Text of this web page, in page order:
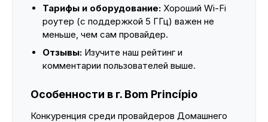
Тарифы и оборудование: Хороший Wi-Fi
роутер (с поддержкой 5 ГГц) важен не
меньше, чем сам провайдер.
Отзывы: Изучите наш рейтинг и
комментарии пользователей выше.
Особенности в г. Bom Princípio
Конкуренция среди провайдеров Домашнего